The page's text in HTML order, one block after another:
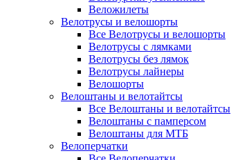
Веложилеты
Велотрусы и велошорты
Все Велотрусы и велошорты
Велотрусы с лямками
Велотрусы без лямок
Велотрусы лайнеры
Велошорты
Велоштаны и велотайтсы
Все Велоштаны и велотайтсы
Велоштаны с памперсом
Велоштаны для МТБ
Велоперчатки